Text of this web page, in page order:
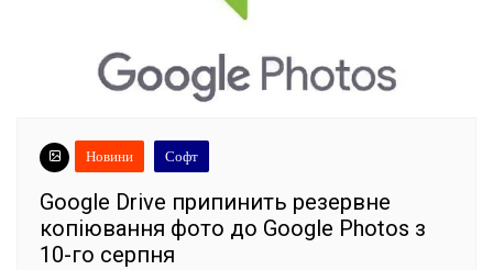
Новини Софт
Google Drive припинить резервне
копіювання фото до Google Photos з
10-го серпня